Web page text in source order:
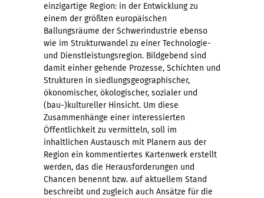
einzigartige Region: in der Entwicklung zu
einem der größten europäischen
Ballungsräume der Schwerindustrie ebenso
wie im Strukturwandel zu einer Technologie-
und Dienstleistungsregion. Bildgebend sind
damit einher gehende Prozesse, Schichten und
Strukturen in siedlungsgeographischer,
ökonomischer, ökologischer, sozialer und
(bau-)kultureller Hinsicht. Um diese
Zusammenhänge einer interessierten
Öffentlichkeit zu vermitteln, soll im
inhaltlichen Austausch mit Planern aus der
Region ein kommentiertes Kartenwerk erstellt
werden, das die Herausforderungen und
Chancen benennt bzw. auf aktuellem Stand
beschreibt und zugleich auch Ansätze für die